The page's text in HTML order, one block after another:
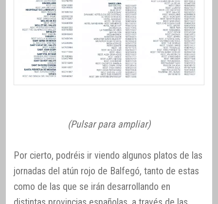
(Pulsar para ampliar)
Por cierto, podréis ir viendo algunos platos de las
jornadas del atún rojo de Balfegó, tanto de estas
como de las que se irán desarrollando en